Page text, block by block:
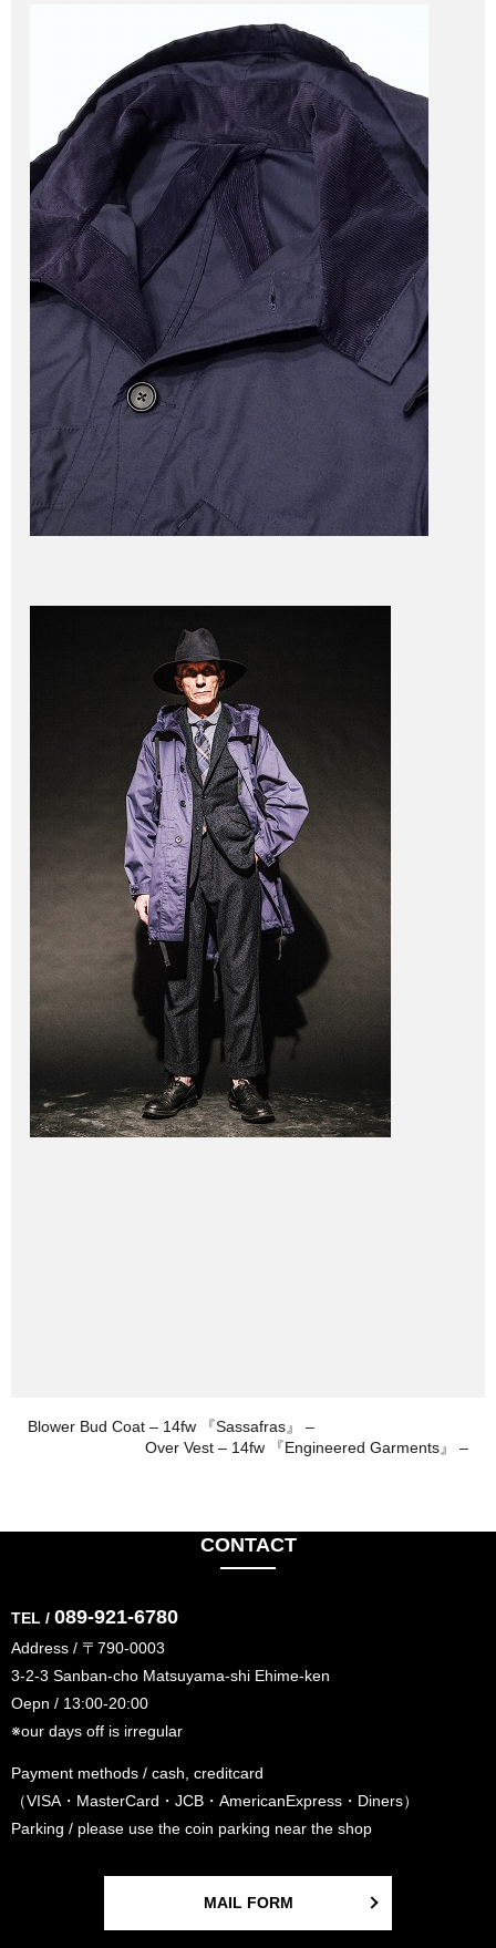
Blower Bud Coat – 14fw 『Sassafras』 –
Over Vest – 14fw 『Engineered Garments』 –
CONTACT
TEL / 089-921-6780
Address / 〒790-0003
3-2-3 Sanban-cho Matsuyama-shi Ehime-ken
Oepn / 13:00-20:00
※our days off is irregular
Payment methods / cash, creditcard
（VISA・MasterCard・JCB・AmericanExpress・Diners）
Parking / please use the coin parking near the shop
MAIL FORM